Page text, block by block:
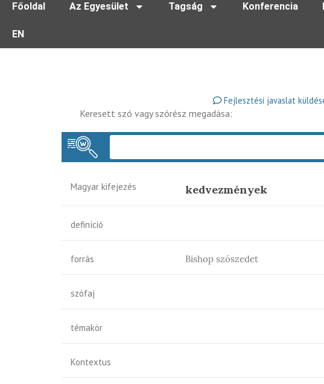
Főoldal Az Egyesület Tagság Konferencia
EN
Fejlesztési javaslat
Keresett szó vagy szórész megadása:
Magyar kifejezés kedvezmények
definíció
forrás Bishop szószedet
szófaj
témakör
Kontextus